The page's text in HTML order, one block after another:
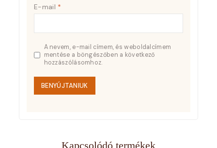
E-mail *
A nevem, e-mail címem, és weboldalcímem
mentése a böngészőben a következő
hozzászólásomhoz.
Kapcsolódó termékek